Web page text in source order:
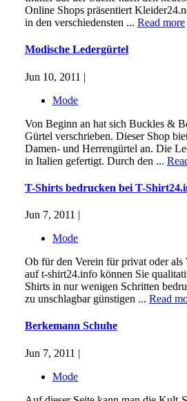
Online Shops präsentiert
in den verschiedensten ... Read more
Modische Ledergürtel
Jun 10, 2011 |
Mode
Von Beginn an hat sich Buckles &
Gürtel verschrieben. Dieser Shop
Damen- und Herrengürtel an. Die
in Italien gefertigt. Durch den ...
T-Shirts bedrucken bei T-
Jun 7, 2011 |
Mode
Ob für den Verein für privat oder als
auf t-shirt24.info können Sie
Shirts in nur wenigen Schritten
zu unschlagbar günstigen ... Read
Berkemann Schuhe
Jun 7, 2011 |
Mode